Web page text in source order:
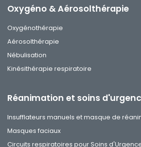
Oxygéno & Aérosolthérapie
Oxygénothérapie
Aérosolthérapie
Nébulisation
Kinésithérapie respiratoire
Réanimation et soins
Insufflateurs manuels et masque de
Masques faciaux
Circuits respiratoires pour Soins